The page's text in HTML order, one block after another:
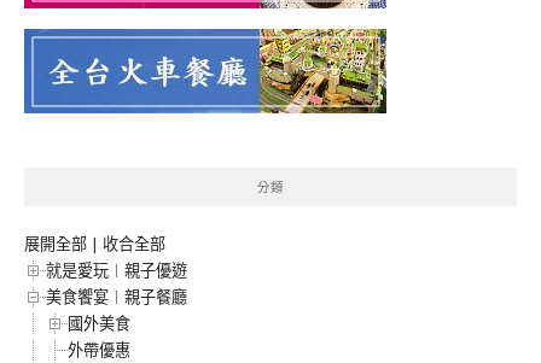
分類
展開全部 | 收合全部
就是愛玩︱親子優遊
美食饗宴︱親子餐廳
國外美食
外帶優惠